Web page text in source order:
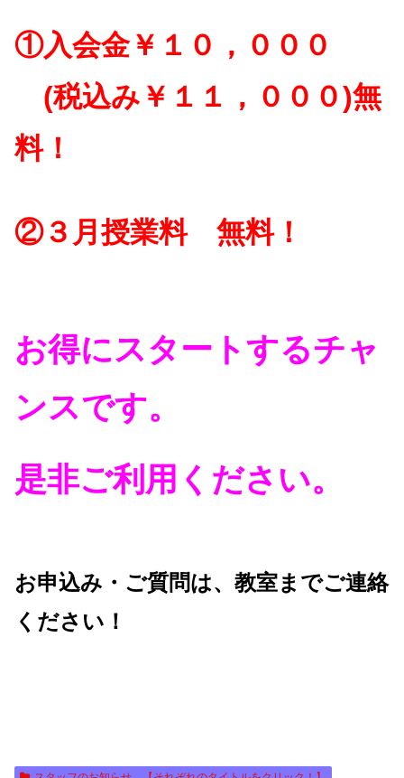
①入会金￥１０，０００
(税込み￥１１，０００)無
料！
②３月授業料 無料！
お得にスタートするチャ
ンスです。
是非ご利用ください。
お申込み・ご質問は、教室までご連絡
ください！